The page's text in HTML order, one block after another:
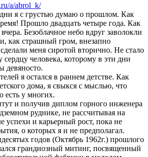
a/abrol_k/
я с грустью думаю о прошлом. Как
Прошло двадцать четыре года. Как
Безоблачное небо вдруг заволокли
как страшный гром, внезапно
меня сиротой вторично. Не стало
сердцу человека, которому в эти дни
девяносто.
я остался в раннем детстве. Как
дома, я свыкся с мыслью, что
есть у многих.
и получив диплом горного инженера
руднике, не рассчитывая на
успехи и карьерный рост, пока не
о которых я и не предполагал.
годов (Октябрь 1962г.) прошлого
грандиозный митинг, посвященный